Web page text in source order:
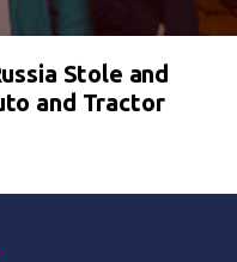
Stole and
and Tractor